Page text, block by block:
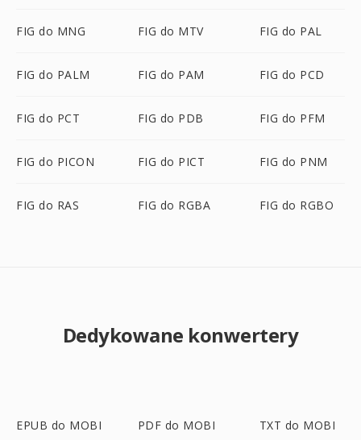
FIG do MNG FIG do MTV FIG do PAL
FIG do PALM FIG do PAM FIG do PCD
FIG do PCT FIG do PDB FIG do PFM
FIG do PICON FIG do PICT FIG do PNM
FIG do RAS FIG do RGBA FIG do RGBO
Dedykowane konwertery
EPUB do MOBI PDF do MOBI TXT do MOBI